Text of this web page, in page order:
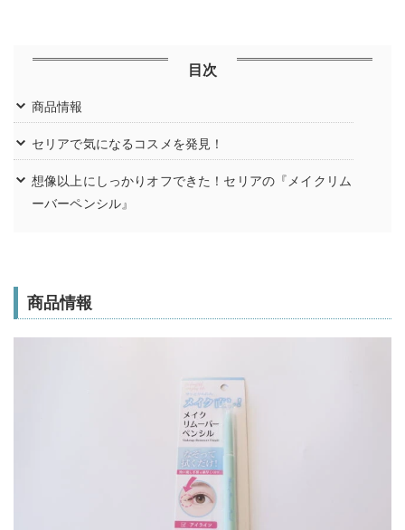
目次
商品情報
セリアで気になるコスメを発見！
想像以上にしっかりオフできた！セリアの『メイクリム
ーバーペンシル』
商品情報